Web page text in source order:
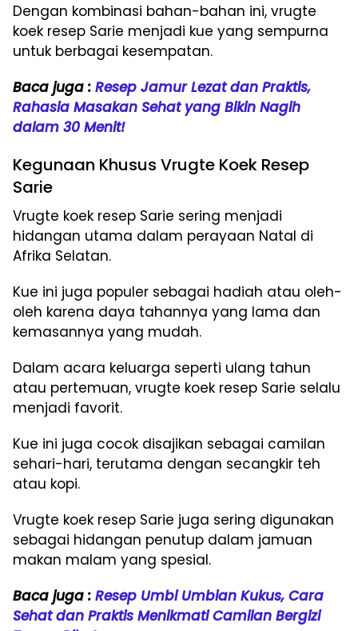
Dengan kombinasi bahan-bahan ini, vrugte
koek resep Sarie menjadi kue yang sempurna
untuk berbagai kesempatan.
Baca juga : Resep Jamur Lezat dan Praktis,
Rahasia Masakan Sehat yang Bikin Nagih
dalam 30 Menit!
Kegunaan Khusus Vrugte Koek Resep
Sarie
Vrugte koek resep Sarie sering menjadi
hidangan utama dalam perayaan Natal di
Afrika Selatan.
Kue ini juga populer sebagai hadiah atau oleh-
oleh karena daya tahannya yang lama dan
kemasannya yang mudah.
Dalam acara keluarga seperti ulang tahun
atau pertemuan, vrugte koek resep Sarie selalu
menjadi favorit.
Kue ini juga cocok disajikan sebagai camilan
sehari-hari, terutama dengan secangkir teh
atau kopi.
Vrugte koek resep Sarie juga sering digunakan
sebagai hidangan penutup dalam jamuan
makan malam yang spesial.
Baca juga : Resep Umbi Umbian Kukus, Cara
Sehat dan Praktis Menikmati Camilan Bergizi